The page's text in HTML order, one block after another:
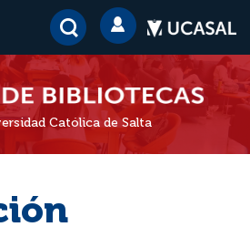
Católica de Salta